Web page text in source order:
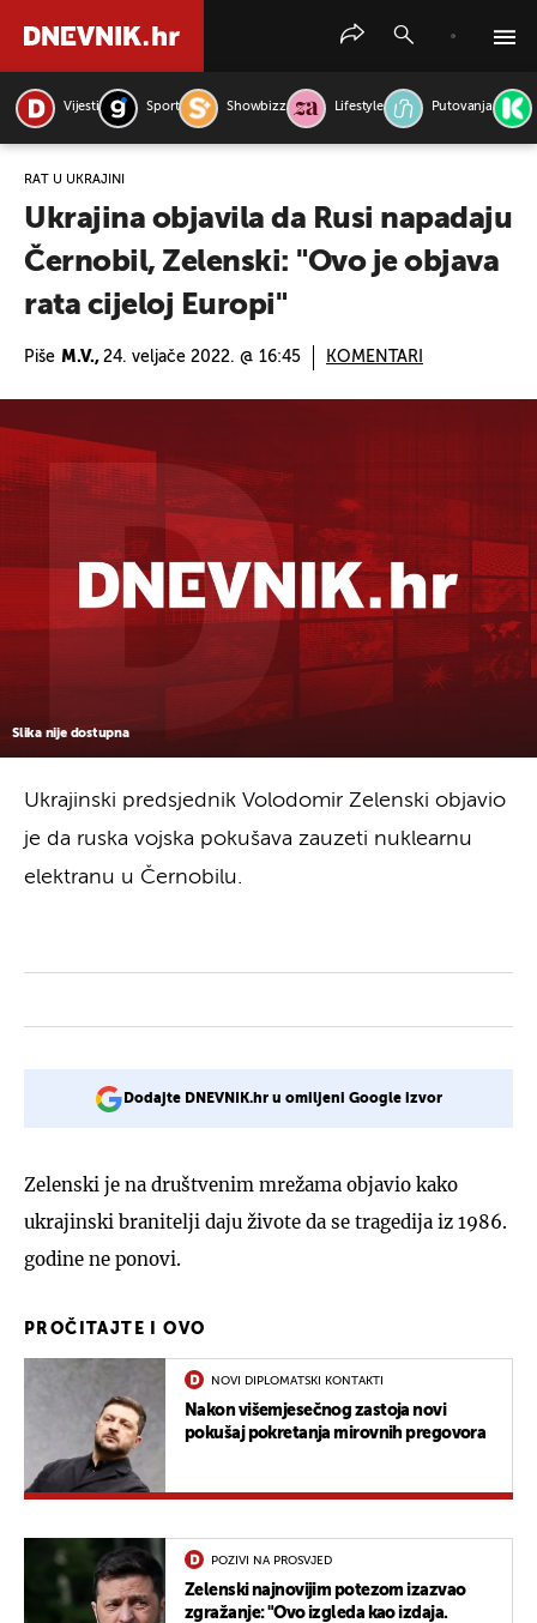
Vijesti Sport Showbizz Lifestyle Putovanja
RAT U UKRAJINI
Ukrajina objavila da Rusi napadaju
Černobil, Zelenski: "Ovo je objava
rata cijeloj Europi"
Piše M.V., 24. veljače 2022. @ 16:45 KOMENTARI
Slika nije dostupna
Ukrajinski predsjednik Volodomir Zelenski objavio
je da ruska vojska pokušava zauzeti nuklearnu
elektranu u Černobilu.
Dodajte DNEVNIK.hr u omiljeni Google izvor
Zelenski je na društvenim mrežama objavio kako
ukrajinski branitelji daju živote da se tragedija iz 1986.
godine ne ponovi.
PROČITAJTE I OVO
NOVI DIPLOMATSKI KONTAKTI
Nakon višemjesečnog zastoja novi
pokušaj pokretanja mirovnih pregovora
POZIVI NA PROSVJED
Zelenski najnovijim potezom izazvao
zgražanje: "Ovo izgleda kao izdaja.
PRETRAŽITE VIJESTI